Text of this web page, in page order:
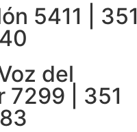
5411 | 351
del
7299 | 351